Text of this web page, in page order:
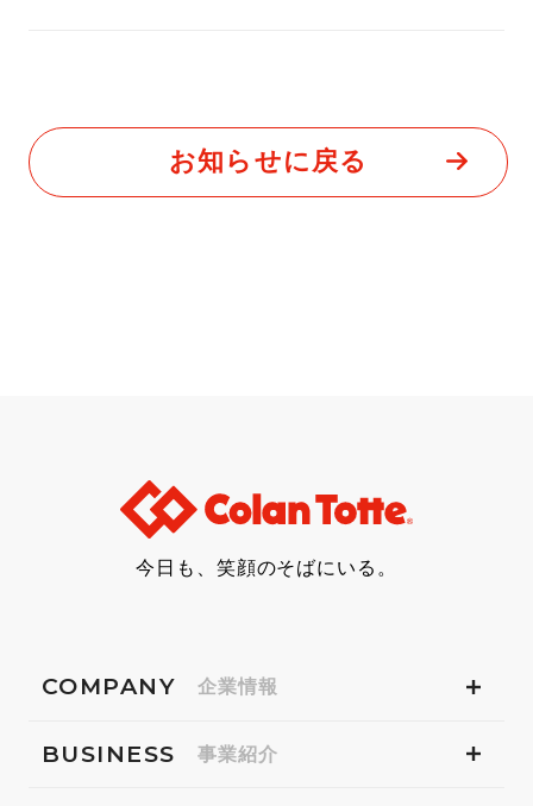
お知らせに戻る
今日も、笑顔のそばにいる。
COMPANY 企業情報
BUSINESS 事業紹介